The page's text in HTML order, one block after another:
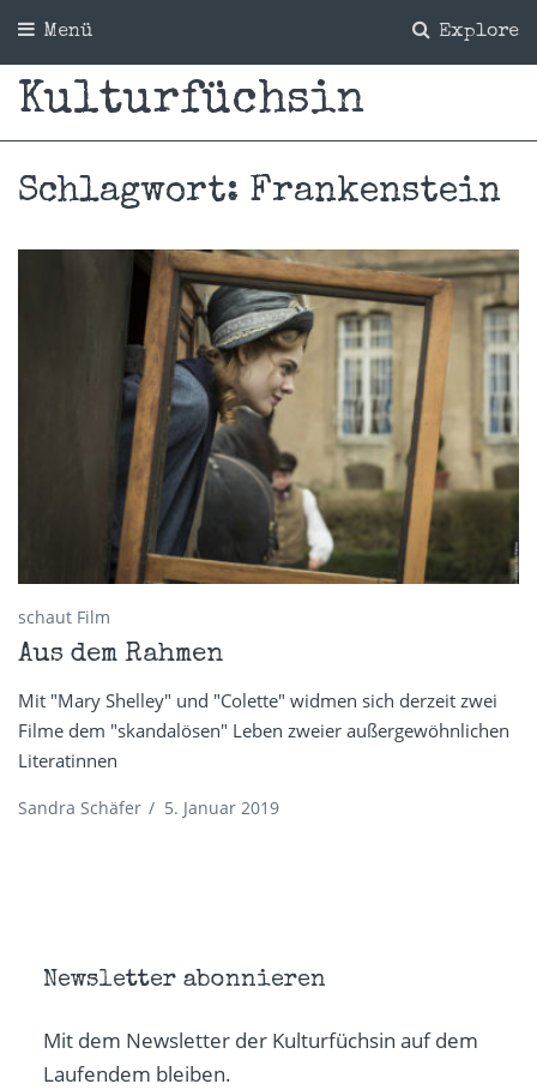
Explore
Menü
Kulturfüchsin
Schlagwort: Frankenstein
schaut Film
Aus dem Rahmen
Mit "Mary Shelley" und "Colette" widmen sich derzeit zwei
Filme dem "skandalösen" Leben zweier außergewöhnlichen
Literatinnen
Sandra Schäfer / 5. Januar 2019
Newsletter abonnieren
Mit dem Newsletter der Kulturfüchsin auf dem
Laufendem bleiben.